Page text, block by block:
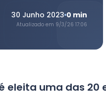
30 Junho 2023 0 min
Atualizado em 9/3/26 17:06
eleita uma das